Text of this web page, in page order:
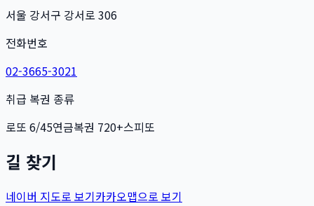
서울 강서구 강서로 306
전화번호
02-3665-3021
취급 복권 종류
로또 6/45연금복권 720+스피또
길 찾기
네이버 지도로 보기카카오맵으로 보기